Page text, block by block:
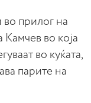
во прилог на
во која
во куќата,
парите на